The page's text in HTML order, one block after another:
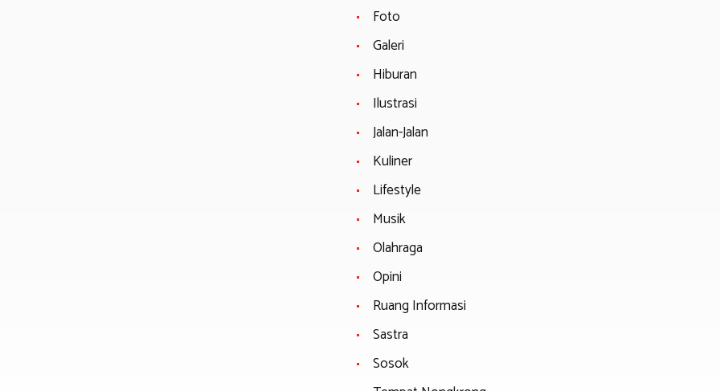
Foto
Galeri
Hiburan
Ilustrasi
Jalan-Jalan
Kuliner
Lifestyle
Musik
Olahraga
Opini
Ruang Informasi
Sastra
Sosok